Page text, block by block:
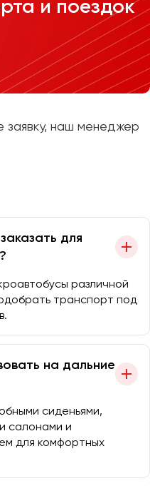
и поездок
наш менеджер
для
различной
транспорт под
на дальние
сиденьями,
салонами и
для комфортных